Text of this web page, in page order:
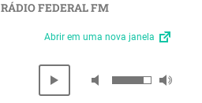
RÁDIO FEDERAL FM
Abrir em uma nova janela